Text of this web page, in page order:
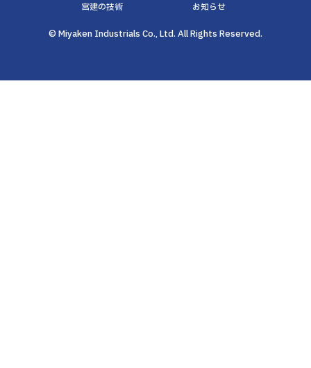
宮建の技術 お知らせ
© Miyaken Industrials Co., Ltd. All Rights Reserved.